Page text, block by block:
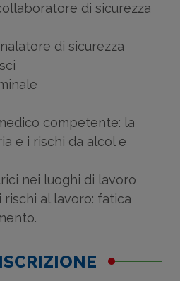
di sicurezza
di sicurezza
competente: la
e i rischi da alcol e
nei luoghi di lavoro
al lavoro: fatica